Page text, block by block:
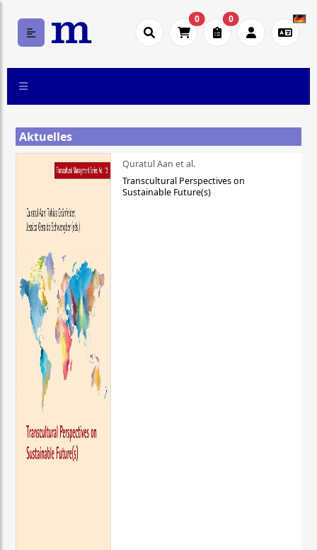
0 0
Aktuelles
Quratul Aan et al.
Transcultural Perspectives on
Sustainable Future(s)